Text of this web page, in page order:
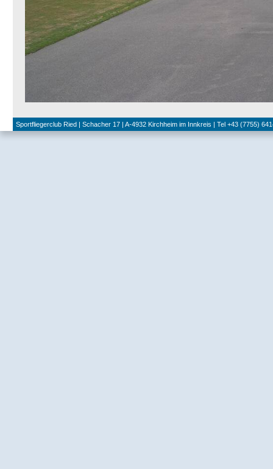
Sportfliegerclub Ried | Schacher 17 | A-4932 Kirchheim im Innkreis | Tel +43 (7755)